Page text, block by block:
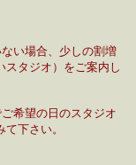
い場合、少しの割増
スタジオ）をご案内し
希望の日のスタジオ
下さい。